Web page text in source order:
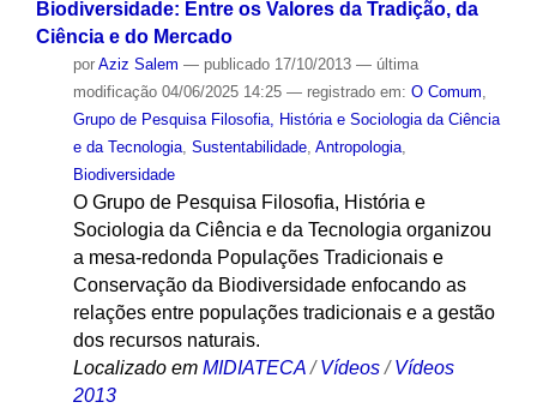
Biodiversidade: Entre os Valores da Tradição, da
Ciência e do Mercado
por Aziz Salem — publicado17/10/2013 — última
modificação04/06/2025 14:25 — registrado em: O Comum,
Grupo de Pesquisa Filosofia, História e Sociologia da Ciência
e da Tecnologia, Sustentabilidade, Antropologia,
Biodiversidade
O Grupo de Pesquisa Filosofia, História e
Sociologia da Ciência e da Tecnologia organizou
a mesa-redonda Populações Tradicionais e
Conservação da Biodiversidade enfocando as
relações entre populações tradicionais e a gestão
dos recursos naturais.
Localizado em MIDIATECA / Vídeos / Vídeos
2013